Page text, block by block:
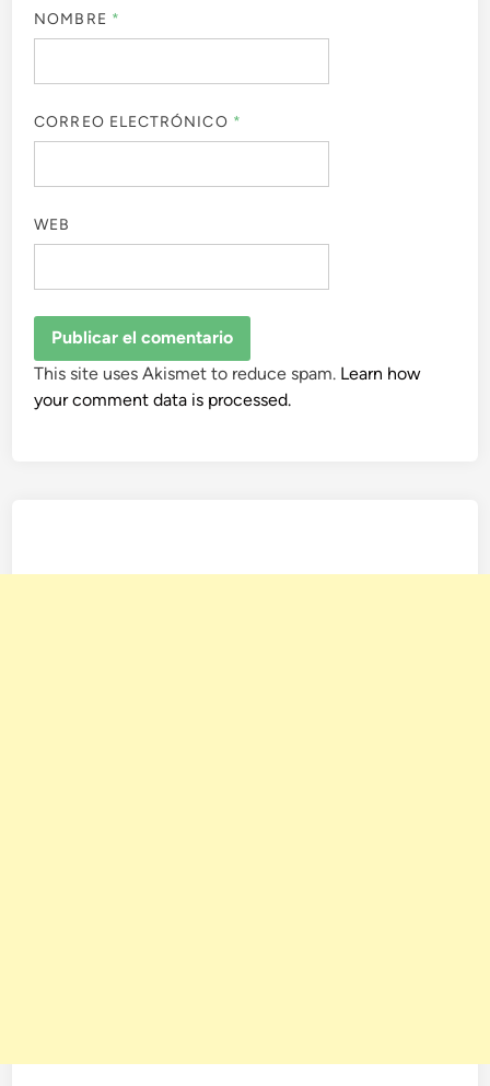
NOMBRE *
CORREO ELECTRÓNICO *
WEB
This site uses Akismet to reduce spam. Learn how
your comment data is processed.